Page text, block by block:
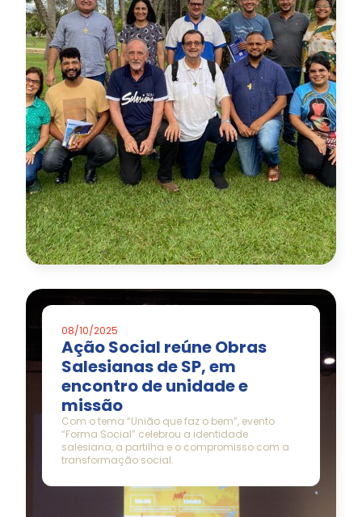
08/10/2025
Ação Social reúne Obras
Salesianas de SP, em
encontro de unidade e
missão
Com o tema “União que faz o bem”, evento
“Forma Social” celebrou a identidade
salesiana, a partilha e o compromisso com a
transformação social.